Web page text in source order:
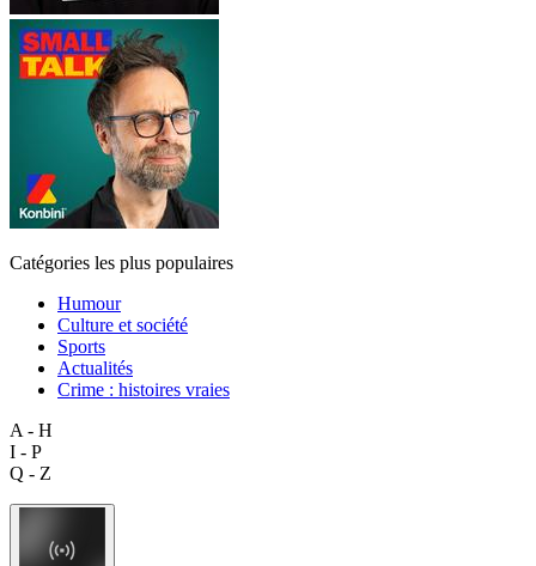
Catégories les plus populaires
Humour
Culture et société
Sports
Actualités
Crime : histoires vraies
A - H
I - P
Q - Z